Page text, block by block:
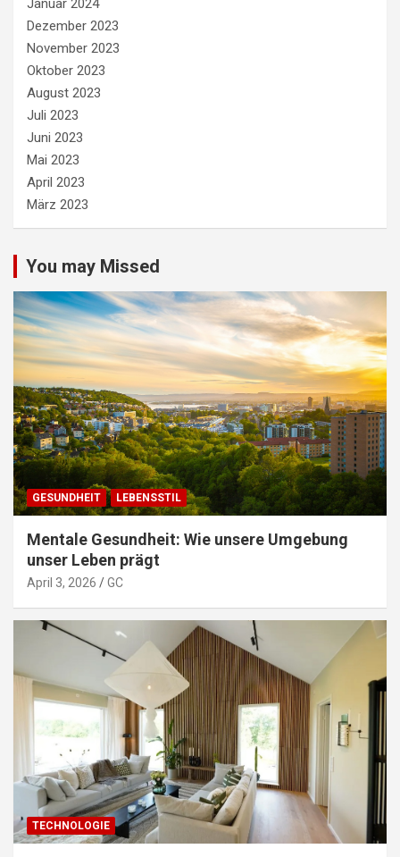
Januar 2024
Dezember 2023
November 2023
Oktober 2023
August 2023
Juli 2023
Juni 2023
Mai 2023
April 2023
März 2023
You may Missed
GESUNDHEIT LEBENSSTIL
Mentale Gesundheit: Wie unsere Umgebung
unser Leben prägt
April 3, 2026 GC
TECHNOLOGIE